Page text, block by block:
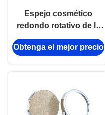
Espejo cosmético
redondo rotativo de la
tabla 360 grados de
ángulo ajustable de
Obtenga el mejor precio